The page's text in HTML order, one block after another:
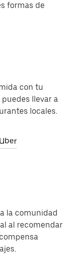
formas de
con tu
puedes llevar a
locales.
la comunidad
al recomendar